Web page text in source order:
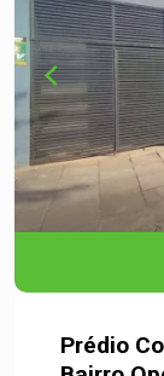
Prédio